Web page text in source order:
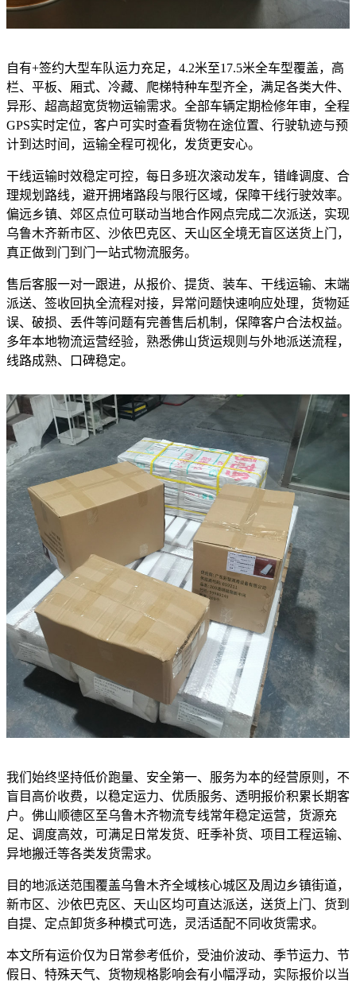
自有+签约大型车队运力充足，4.2米至17.5米全车型覆盖，高
栏、平板、厢式、冷藏、爬梯特种车型齐全，满足各类大件、
异形、超高超宽货物运输需求。全部车辆定期检修年审，全程
GPS实时定位，客户可实时查看货物在途位置、行驶轨迹与预
计到达时间，运输全程可视化，发货更安心。
干线运输时效稳定可控，每日多班次滚动发车，错峰调度、合
理规划路线，避开拥堵路段与限行区域，保障干线行驶效率。
偏远乡镇、郊区点位可联动当地合作网点完成二次派送，实现
乌鲁木齐新市区、沙依巴克区、天山区全境无盲区送货上门，
真正做到门到门一站式物流服务。
售后客服一对一跟进，从报价、提货、装车、干线运输、末端
派送、签收回执全流程对接，异常问题快速响应处理，货物延
误、破损、丢件等问题有完善售后机制，保障客户合法权益。
多年本地物流运营经验，熟悉佛山货运规则与外地派送流程，
线路成熟、口碑稳定。
我们始终坚持低价跑量、安全第一、服务为本的经营原则，不
盲目高价收费，以稳定运力、优质服务、透明报价积累长期客
户。佛山顺德区至乌鲁木齐物流专线常年稳定运营，货源充
足、调度高效，可满足日常发货、旺季补货、项目工程运输、
异地搬迁等各类发货需求。
目的地派送范围覆盖乌鲁木齐全域核心城区及周边乡镇街道，
新市区、沙依巴克区、天山区均可直达派送，送货上门、货到
自提、定点卸货多种模式可选，灵活适配不同收货需求。
本文所有运价仅为日常参考低价，受油价波动、季节运力、节
假日、特殊天气、货物规格影响会有小幅浮动，实际报价以当